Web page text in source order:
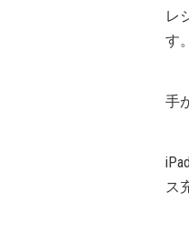
レ
す。
手
ス